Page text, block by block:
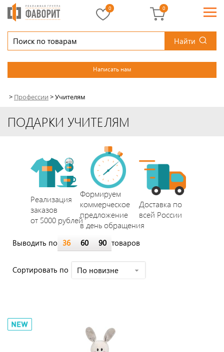
Найти
Написать нам
0 0
> Профессии >Учителям
ПОДАРКИ УЧИТЕЛЯМ
Реализация
заказов
от 5000 рублей
Формируем
коммерческое
предложение
в день обращения
Доставка по
всей России
Выводить по 36 60 90 товаров
Cортировать по По новизне